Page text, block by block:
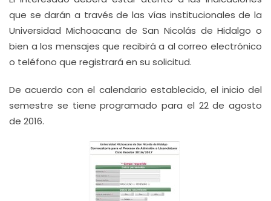
que se darán a través de las vías institucionales de la
Universidad Michoacana de San Nicolás de Hidalgo o
bien a los mensajes que recibirá a al correo electrónico
o teléfono que registrará en su solicitud.
De acuerdo con el calendario establecido, el inicio del
semestre se tiene programado para el 22 de agosto
de 2016.